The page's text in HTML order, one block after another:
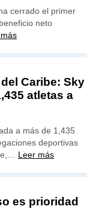
cerrado el primer
neto
Caribe: Sky
atletas a
a más de 1,435
deportivas
Leer más
es prioridad